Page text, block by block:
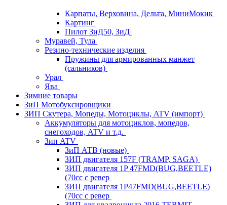
Карпаты, Верховина, Дельта, МиниМокик
Картинг
Пилот ЗиД50, ЗиД
Муравей, Тула
Резино-технические изделия
Пружины для армированных манжет
(сальников)
Урал
Ява
Зимние товары
ЗиП Мотобуксировщики
ЗИП Скутера, Мопеды, Мотоциклы, ATV (импорт)
Аккумуляторы для мотоциклов, мопедов,
снегоходов, ATV и т.д.
Зип ATV
ЗиП АТВ (новые)
ЗИП двигателя 157F (TRAMP, SAGA)
ЗИП двигателя 1P 47FMD(BUG,BEETLE)
(70cc с ревер
ЗИП двигателя 1P47FMD(BUG,BEETLE)
(70cc с ревер